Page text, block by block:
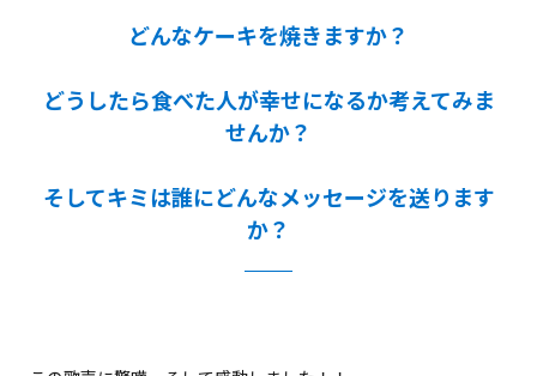
どんなケーキを焼きますか？
どうしたら食べた人が幸せになるか考えてみま
せんか？
そしてキミは誰にどんなメッセージを送ります
か？